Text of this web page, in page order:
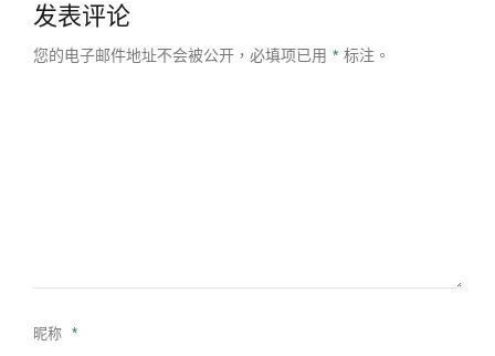
发表评论
您的电子邮件地址不会被公开， 必填项已用 * 标注。
昵称 *